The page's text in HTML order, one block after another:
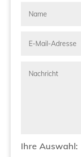
Ihre Auswahl: